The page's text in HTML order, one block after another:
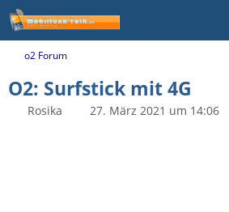
o2 Forum
O2: Surfstick mit 4G
Rosika 27. März 2021 um 14:06